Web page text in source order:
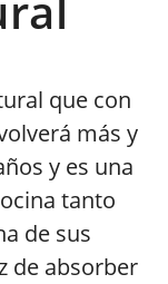
que con
más y
y es una
tanto
de sus
de absorber